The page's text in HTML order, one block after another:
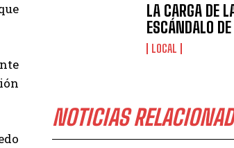
LA CARGA DE
ESCÁNDALO
LOCAL
NOTICIAS